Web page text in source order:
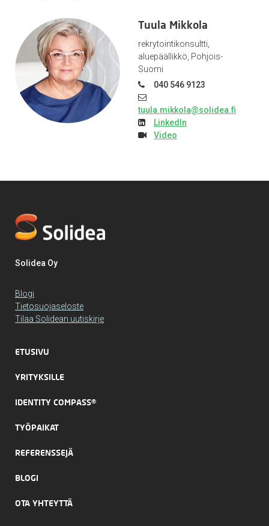
Tuula Mikkola
rekrytointikonsultti,
aluepäällikkö, Pohjois-
Suomi
040 546 9123
tuula.mikkola@solidea.fi
LinkedIn
Video
Solidea Oy
Blogi
Tietosuojaseloste
Tilaa Solidean uutiskirje
ETUSIVU
YRITYKSILLE
IDENTITY COMPASS®
TYÖPAIKAT
REFERENSSEJÄ
BLOGI
OTA YHTEYTTÄ